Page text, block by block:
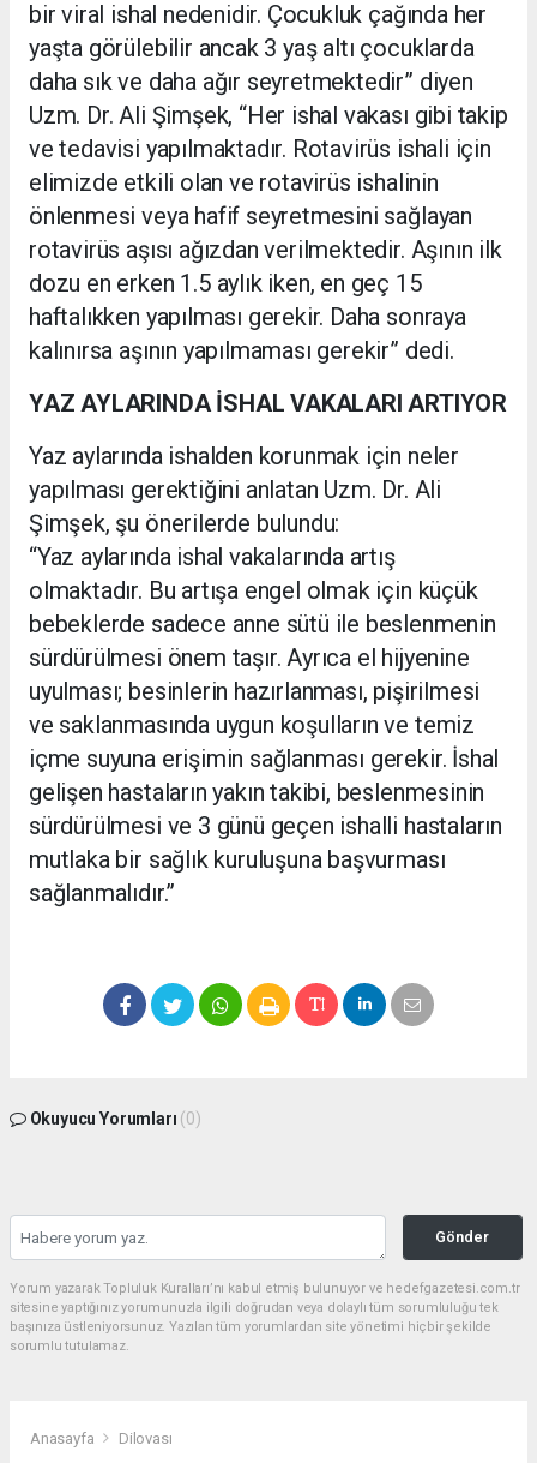
bir viral ishal nedenidir. Çocukluk çağında her
yaşta görülebilir ancak 3 yaş altı çocuklarda
daha sık ve daha ağır seyretmektedir” diyen
Uzm. Dr. Ali Şimşek, “Her ishal vakası gibi takip
ve tedavisi yapılmaktadır. Rotavirüs ishali için
elimizde etkili olan ve rotavirüs ishalinin
önlenmesi veya hafif seyretmesini sağlayan
rotavirüs aşısı ağızdan verilmektedir. Aşının ilk
dozu en erken 1.5 aylık iken, en geç 15
haftalıkken yapılması gerekir. Daha sonraya
kalınırsa aşının yapılmaması gerekir” dedi.
YAZ AYLARINDA İSHAL VAKALARI ARTIYOR
Yaz aylarında ishalden korunmak için neler
yapılması gerektiğini anlatan Uzm. Dr. Ali
Şimşek, şu önerilerde bulundu:
“Yaz aylarında ishal vakalarında artış
olmaktadır. Bu artışa engel olmak için küçük
bebeklerde sadece anne sütü ile beslenmenin
sürdürülmesi önem taşır. Ayrıca el hijyenine
uyulması; besinlerin hazırlanması, pişirilmesi
ve saklanmasında uygun koşulların ve temiz
içme suyuna erişimin sağlanması gerekir. İshal
gelişen hastaların yakın takibi, beslenmesinin
sürdürülmesi ve 3 günü geçen ishalli hastaların
mutlaka bir sağlık kuruluşuna başvurması
sağlanmalıdır.”
Okuyucu Yorumları (0)
Gönder
Yorum yazarak Topluluk Kuralları’nı kabul etmiş bulunuyor ve hedefgazetesi.com.tr
sitesine yaptığınız yorumunuzla ilgili doğrudan veya dolaylı tüm sorumluluğu tek
başınıza üstleniyorsunuz. Yazılan tüm yorumlardan site yönetimi hiçbir şekilde
sorumlu tutulamaz.
Anasayfa Dilovası